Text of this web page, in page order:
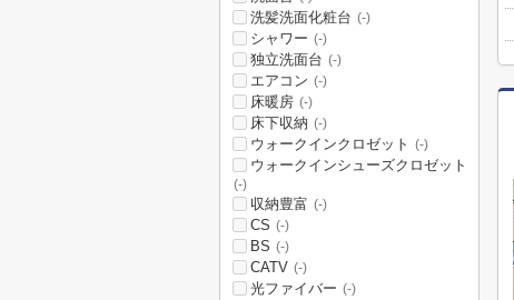
洗髪洗面化粧台 (-)
シャワー (-)
独立洗面台 (-)
エアコン (-)
床暖房 (-)
床下収納 (-)
ウォークインクロゼット (-)
ウォークインシューズクロゼット
(-)
収納豊富 (-)
CS (-)
BS (-)
CATV (-)
光ファイバー (-)